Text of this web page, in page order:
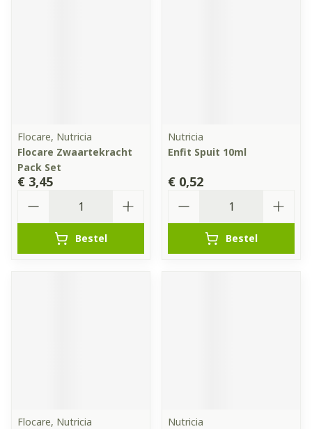
Flocare, Nutricia
Flocare Zwaartekracht
Pack Set
€ 3,45
Bestel
Nutricia
Enfit Spuit 10ml
€ 0,52
Bestel
Flocare, Nutricia
Nutricia